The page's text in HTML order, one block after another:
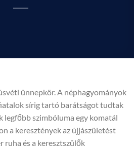
ünnepkör. A néphagyományok
sírig tartó barátságot tudtak
legfőbb szimbóluma egy komatál
a keresztények az újjászületést
ruha és a keresztszülők